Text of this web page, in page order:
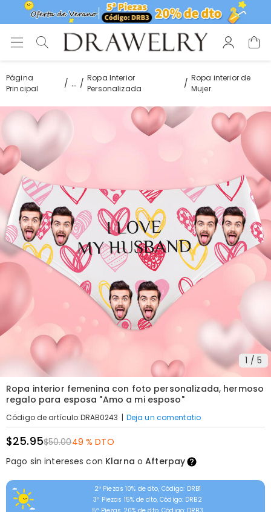
Página
Principal
...
Ropa Interior
Personalizada
Ropa interior de
Mujer
1 / 5
Ropa interior femenina con foto personalizada, hermoso
regalo para esposa "Amo a mi esposo"
Código de artículo:DRAB0243 | Deja un comentatio
$25.95$50.0049 % DTO
Pago sin intereses con Klarna oAfterpay
2ª Piezas 10% de dto, Código: DRB1
3ª Piezas 15% de dto, Código: DRB2